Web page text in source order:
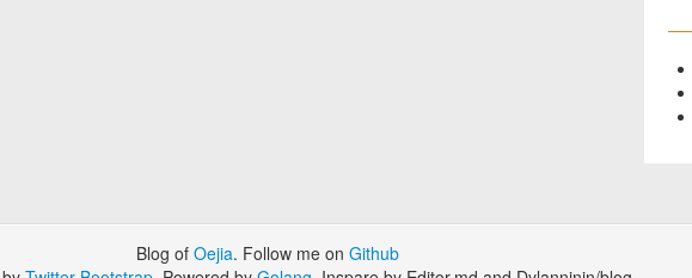
Blog of Oejia. Follow me on Github